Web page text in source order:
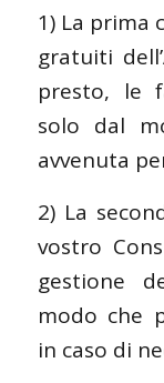
1) La prima
gratuiti
presto, le
solo dal
avvenuta
2) La
vostro
gestione
modo che
in caso di